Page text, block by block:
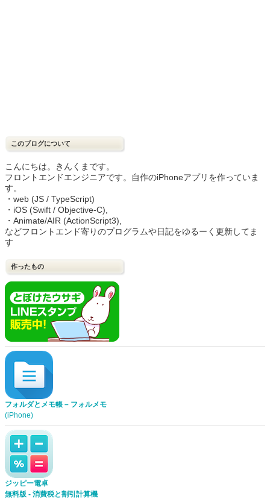
このブログについて
こんにちは。きんくまです。
フロントエンドエンジニアです。自作のiPhoneアプリを作っていま
す。
・web (JS / TypeScript)
・iOS (Swift / Objective-C),
・Animate/AIR (ActionScript3),
などフロントエンド寄りのプログラムや日記をゆるーく更新してま
す
作ったもの
フォルダとメモ帳 – フォルメモ
(iPhone)
ジッピー電卓
無料版 - 消費税と割引計算機